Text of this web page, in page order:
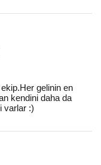
gelinin en
kendini daha da
varlar :)